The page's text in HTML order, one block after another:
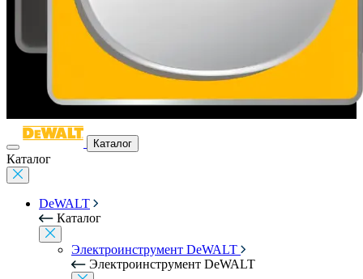
Каталог
Каталог
DeWALT
Каталог
Электроинструмент DeWALT
Электроинструмент DeWALT